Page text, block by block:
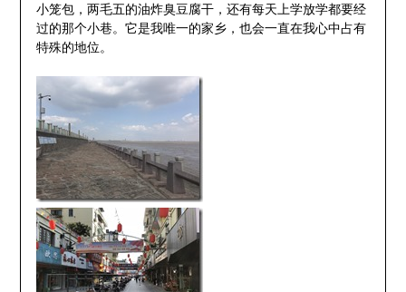
小笼包，两毛五的油炸臭豆腐干，还有每天上学放学都要经
过的那个小巷。它是我唯一的家乡，也会一直在我心中占有
特殊的地位。